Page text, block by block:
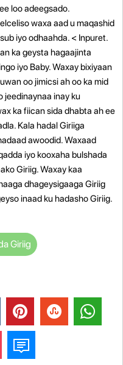
loo adeegsado.
waxa aad u maqashid
iyo odhaahda. < Inpuret.
ka geysta hagaajinta
iyo Baby. Waxay bixiyaan
oo jimicsi ah oo ka mid
jeedinaynaa inay ku
ka fiican sida dhabta ah ee
Kala hadal Giriiga
awoodid. Waxaad
iyo kooxaha bulshada
Giriig.Waxay kaa
dhageysigaaga Giriig
inaad ku hadasho Giriig.
Giriig